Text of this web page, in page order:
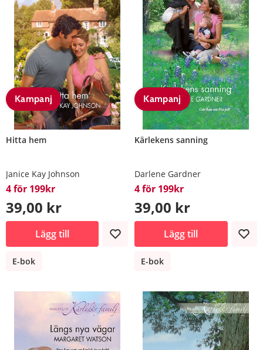
Kampanj
Hitta hem
Janice Kay Johnson
4 för 199kr
39,00 kr
Lägg till
E-bok
Kampanj
Kärlekens sanning
Darlene Gardner
4 för 199kr
39,00 kr
Lägg till
E-bok